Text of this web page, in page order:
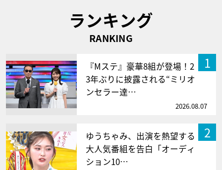
ランキング
RANKING
1
『Mステ』豪華8組が登場！2
3年ぶりに披露される“ミリオ
ンセラー達…
2026.08.07
2
ゆうちゃみ、出演を熱望する
大人気番組を告白「オーディ
ション10…